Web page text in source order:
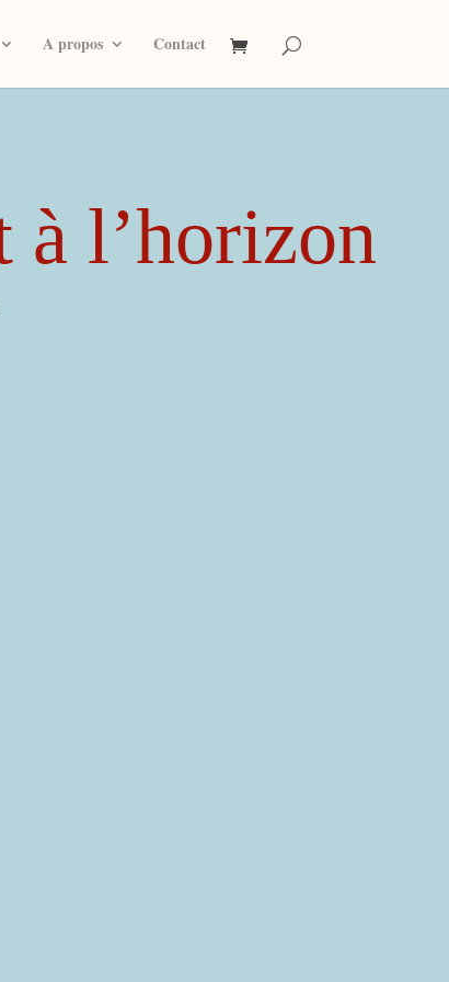
A propos Contact
à l’horizon